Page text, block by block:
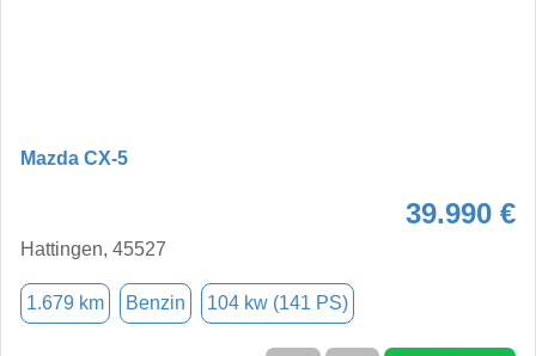
Mazda CX-5
39.990 €
Hattingen, 45527
1.679 km Benzin 104 kw (141 PS)